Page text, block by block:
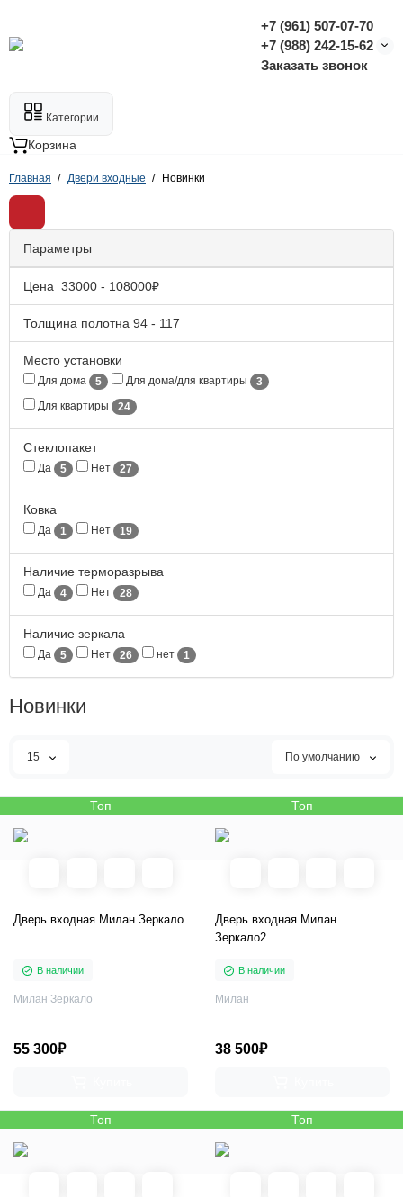
+7 (961) 507-07-70
+7 (988) 242-15-62
Заказать звонок
Категории
Корзина
Главная Двери входные Новинки
Параметры
Цена 33000 - 108000₽
Толщина полотна 94 - 117
Место установки
Для дома 5 Для дома/для квартиры
3
Для квартиры
24
Стеклопакет
Да 5 Нет 27
Ковка
Да 1 Нет 19
Наличие терморазрыва
Да 4 Нет 28
Наличие зеркала
Да 5 Нет 26 нет 1
Новинки
15 По умолчанию
Топ
Дверь входная Милан Зеркало
В наличии
Милан Зеркало
55 300₽
Топ
Дверь входная Милан
Зеркало2
В наличии
Милан
38 500₽
Топ Топ